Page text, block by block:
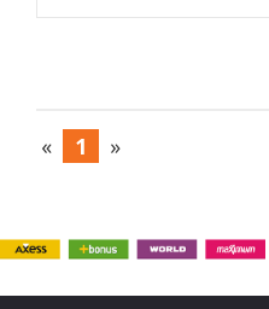
« 1 »